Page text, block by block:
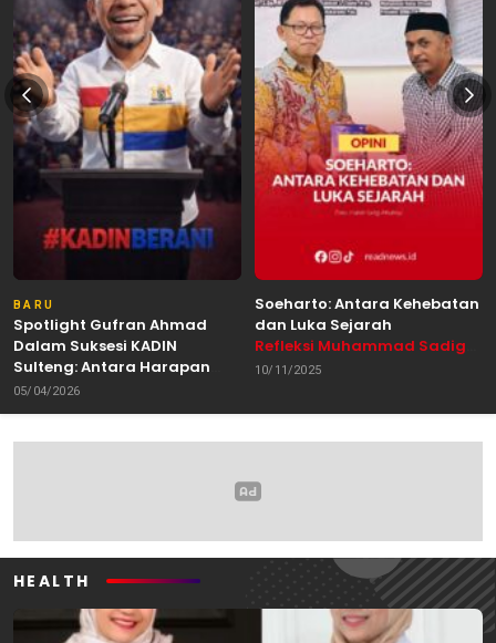
BARU
Spotlight Gufran Ahmad
Dalam Suksesi KADIN
Sulteng: Antara Harapan
dan Kebutuhan Perubahan
05/04/2026
Soeharto: Antara Kehebatan
dan Luka Sejarah
Refleksi Muhammad Sadig
Alhabsyie, Akademisi UIN
10/11/2025
HEALTH